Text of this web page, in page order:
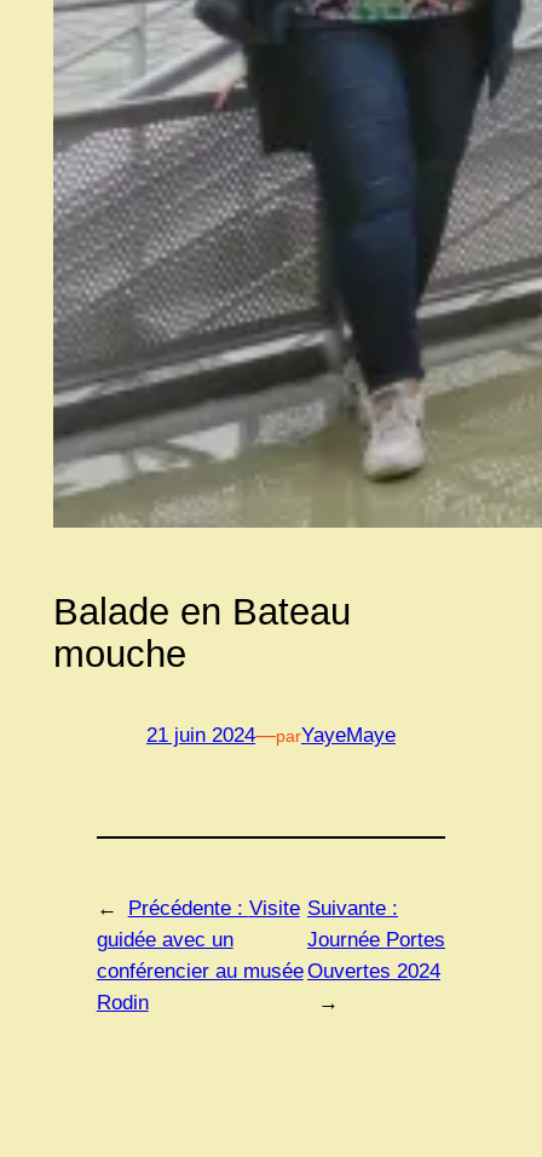
Balade en Bateau
mouche
21 juin 2024—parYayeMaye
← Précédente : Visite
guidée avec un
conférencier au musée
Rodin
Suivante :
Journée Portes
Ouvertes 2024
→